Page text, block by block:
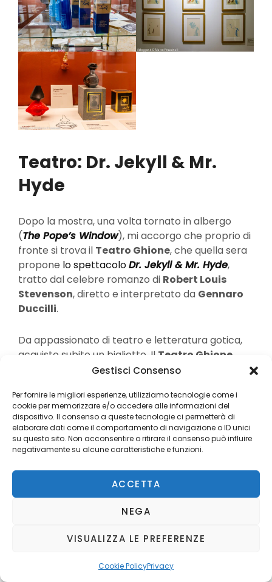
Gestisci Consenso
Per fornire le migliori esperienze, utilizziamo tecnologie come i
cookie per memorizzare e/o accedere alle informazioni del
dispositivo. Il consenso a queste tecnologie ci permetterà di
elaborare dati come il comportamento di navigazione o ID unici
su questo sito. Non acconsentire o ritirare il consenso può influire
negativamente su alcune caratteristiche e funzioni.
ACCETTA
NEGA
VISUALIZZA LE PREFERENZE
Cookie PolicyPrivacy
Teatro: Dr. Jekyll & Mr.
Hyde
Dopo la mostra, una volta tornato in albergo
(The Pope’s Window), mi accorgo che proprio di
fronte si trova il Teatro Ghione, che quella sera
propone lo spettacoloDr. Jekyll & Mr. Hyde,
tratto dal celebre romanzo di Robert Louis
Stevenson, diretto e interpretato da Gennaro
Duccilli.
Da appassionato di teatro e letteratura gotica,
acquisto subito un biglietto. Il Teatro Ghione
situato in Via delle Fornaci 37, ha un fascino
La scenografia cinematografica diSergio Gotti
articolata su tre livelli, immerge lo spettatore in
una Londra di fine Ottocento, popolata da
mendicanti, sacerdoti, nobili e donne di
malaffare.
Il cast comprende 15 attori, tra cui
), ma la performance più intensa è quella di
Gennaro Duccilli, straordinario sia nei panni di
Jekyll che in quelli di Hyde. Suggestivi anche i
costumi e la colonna sonora originale.